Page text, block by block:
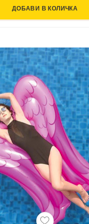
ДОБАВИ В КОЛИЧКА